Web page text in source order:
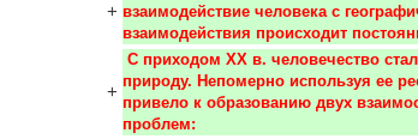
+ взаимодействие человека с
взаимодействия происходит
+ природу. Непомерно используя ее
привело к образованию двух
проблем: